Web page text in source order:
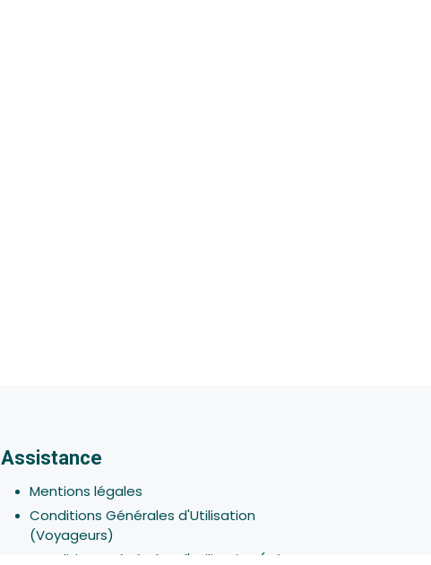
Assistance
Mentions légales
Conditions Générales d'Utilisation
(Voyageurs)
Conditions Générales d'Utilisation (Hôtes -